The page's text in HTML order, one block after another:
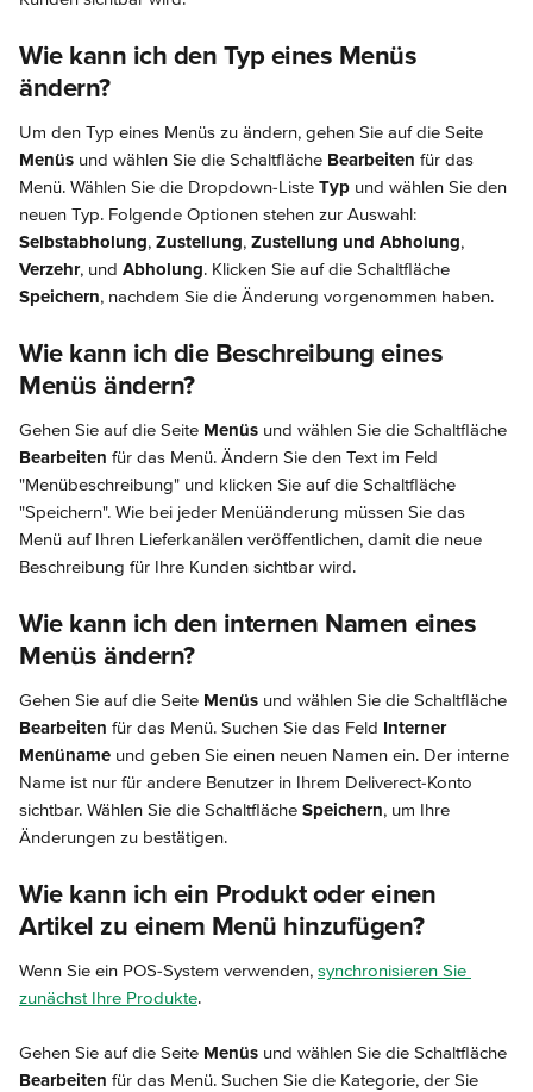
Wie kann ich den Typ eines Menüs
ändern?
Um den Typ eines Menüs zu ändern, gehen Sie auf die Seite
Menüs und wählen Sie die Schaltfläche Bearbeiten für das
Menü. Wählen Sie die Dropdown-Liste Typ und wählen Sie den
neuen Typ. Folgende Optionen stehen zur Auswahl:
Selbstabholung, Zustellung, Zustellung und Abholung,
Verzehr, und Abholung. Klicken Sie auf die Schaltfläche
Speichern, nachdem Sie die Änderung vorgenommen haben.
Wie kann ich die Beschreibung eines
Menüs ändern?
Gehen Sie auf die Seite Menüs und wählen Sie die Schaltfläche
Bearbeiten für das Menü. Ändern Sie den Text im Feld
"Menübeschreibung" und klicken Sie auf die Schaltfläche
"Speichern". Wie bei jeder Menüänderung müssen Sie das
Menü auf Ihren Lieferkanälen veröffentlichen, damit die neue
Beschreibung für Ihre Kunden sichtbar wird.
Wie kann ich den internen Namen eines
Menüs ändern?
Gehen Sie auf die Seite Menüs und wählen Sie die Schaltfläche
Bearbeiten für das Menü. Suchen Sie das Feld Interner
Menüname und geben Sie einen neuen Namen ein. Der interne
Name ist nur für andere Benutzer in Ihrem Deliverect-Konto
sichtbar. Wählen Sie die Schaltfläche Speichern, um Ihre
Änderungen zu bestätigen.
Wie kann ich ein Produkt oder einen
Artikel zu einem Menü hinzufügen?
Wenn Sie ein POS-System verwenden, synchronisieren Sie
zunächst Ihre Produkte.
Gehen Sie auf die Seite Menüs und wählen Sie die Schaltfläche
Bearbeiten für das Menü. Suchen Sie die Kategorie, der Sie